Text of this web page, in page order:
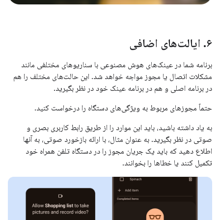
۶. ایالت‌های اضافی
برنامه شما در عینک‌های هوش مصنوعی با سناریوهای مختلفی مانند
مشکلات اتصال یا مجوز مواجه خواهد شد. این حالت‌های مختلف را هم
در برنامه اصلی و هم در برنامه عینک خود در نظر بگیرید.
حتماً مجوزهای مربوط به ویژگی‌های دستگاه را درخواست کنید.
به یاد داشته باشید، باید این موارد را از طریق رابط کاربری بصری و
صوتی در نظر بگیرید. به عنوان مثال، با ارائه بازخورد صوتی، به آنها
اطلاع دهید که باید یک جریان مجوز را در دستگاه تلفن همراه خود
تکمیل کنند یا خطاها را بخوانند.